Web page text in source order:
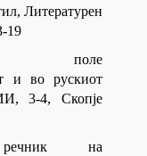
Литературен
19
поле
и во рускиот
3-4, Скопје
речник на